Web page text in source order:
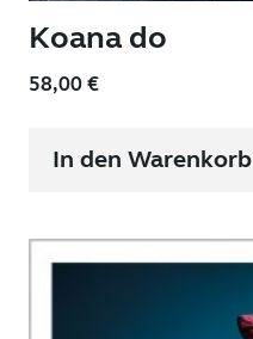
Koana do
58,00€
In den Warenkorb